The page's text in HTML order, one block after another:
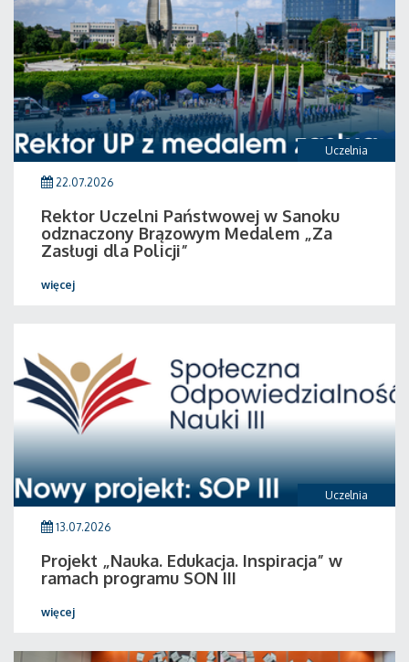
Uczelnia
22.07.2026
Rektor Uczelni Państwowej w Sanoku
odznaczony Brązowym Medalem „Za
Zasługi dla Policji”
więcej
Uczelnia
13.07.2026
Projekt „Nauka. Edukacja. Inspiracja” w
ramach programu SON III
więcej